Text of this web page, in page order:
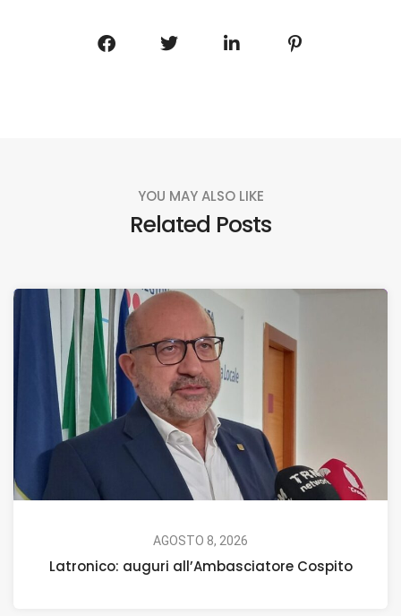
YOU MAY ALSO LIKE
Related Posts
AGOSTO 8, 2026
Latronico: auguri all’Ambasciatore Cospito